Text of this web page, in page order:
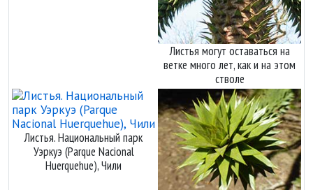
Листья могут оставаться на
ветке много лет, как и на этом
стволе
Листья. Национальный парк
Уэркуэ (Parque Nacional
Huerquehue), Чили